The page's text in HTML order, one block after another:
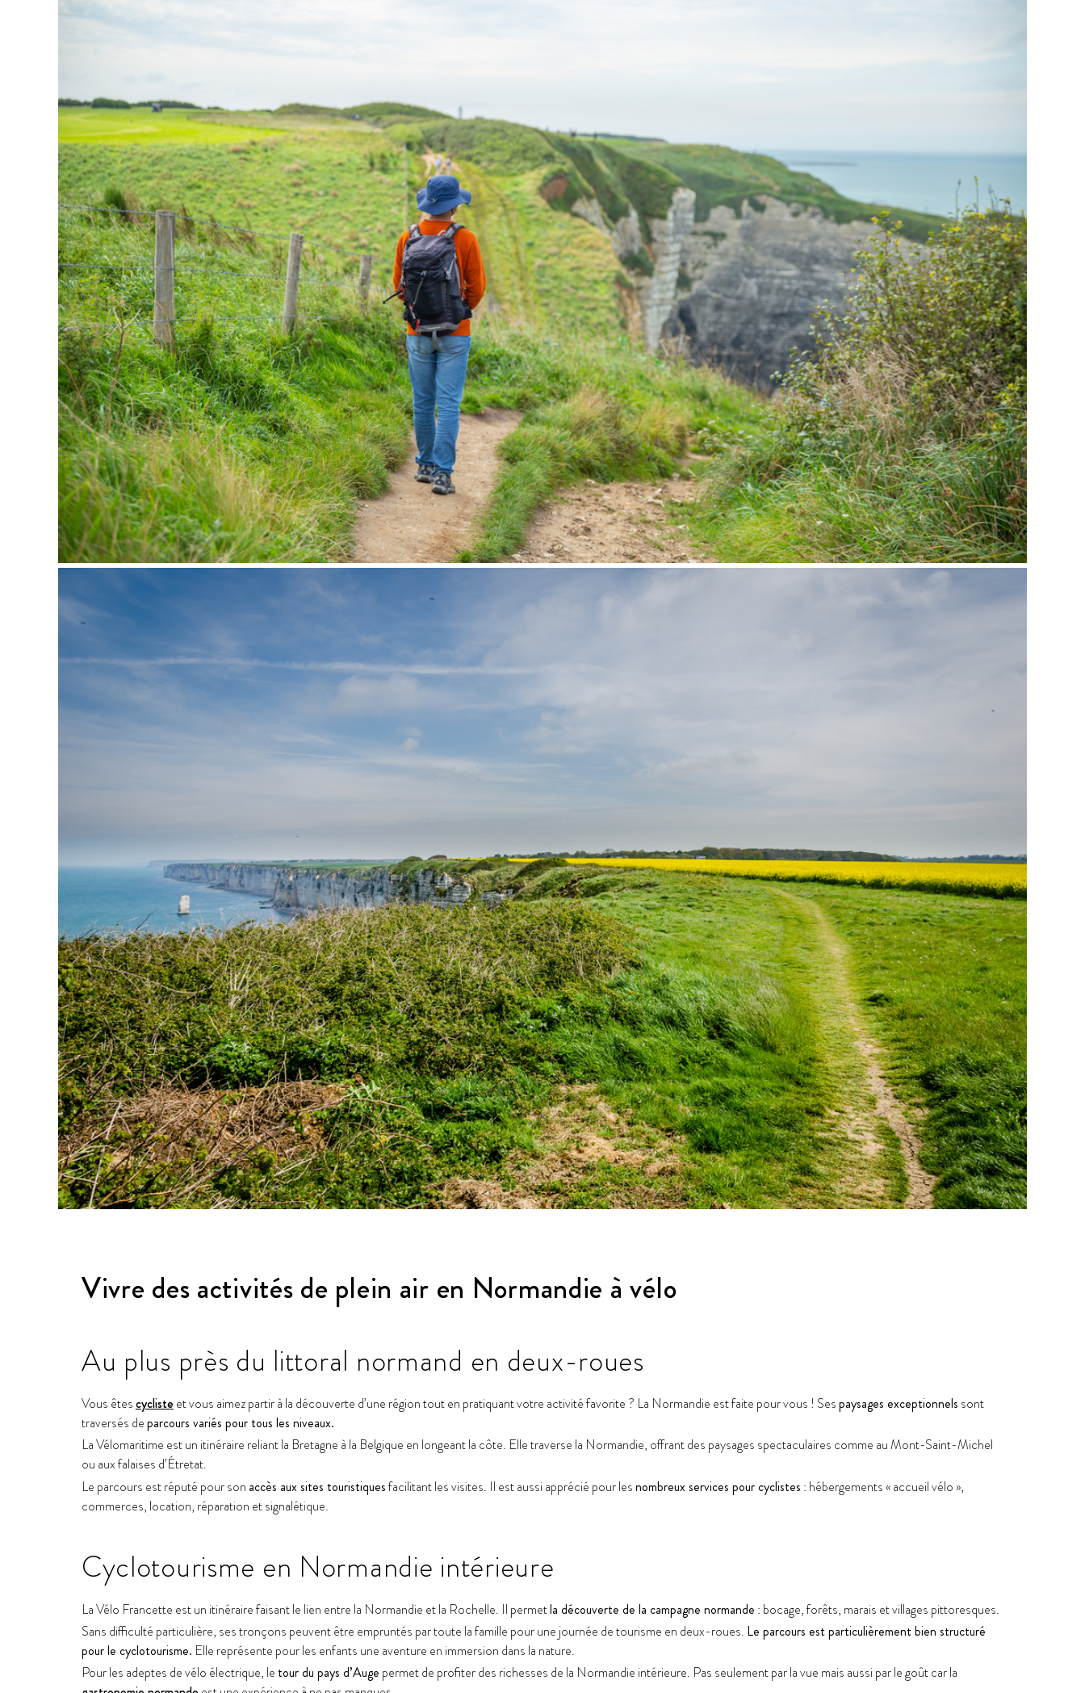
Vivre des activités de plein air en Normandie à vélo
Au plus près du littoral normand en deux-roues
Vous êtescycliste et vous aimez partir à la découverte d’une région tout en pratiquant votre activité favorite ? La Normandie est faite pour vous ! Sespaysages exceptionnels sont
traversés deparcours variés pour tous les niveaux.
La Vélomaritime est un itinéraire reliant la Bretagne à la Belgique en longeant la côte. Elle traverse la Normandie, offrant des paysages spectaculaires comme au Mont-Saint-Michel
ou aux falaises d’Étretat.
Le parcours est réputé pour son accès aux sites touristiquesfacilitant les visites. Il est aussi apprécié pour lesnombreux services pour cyclistes : hébergements « accueil vélo »,
commerces, location, réparation et signalétique.
Cyclotourisme en Normandie intérieure
La Vélo Francette est un itinéraire faisant le lien entre la Normandie et la Rochelle. Il permetla découverte de la campagne normande : bocage, forêts, marais et villages pittoresques.
Sans difficulté particulière, ses tronçons peuvent être empruntés par toute la famille pour une journée de tourisme en deux-roues. Le parcours est particulièrement bien structuré
pour le cyclotourisme. Elle représente pour les enfants une aventure en immersion dans la nature.
Pour les adeptes de vélo électrique, letour du pays d’Auge permet de profiter des richesses de la Normandie intérieure. Pas seulement par la vue mais aussi par le goût car la